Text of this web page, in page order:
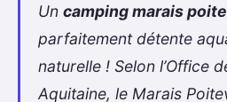
Un camping marais
parfaitement détente
naturelle ! Selon l’Office
Aquitaine, le Marais